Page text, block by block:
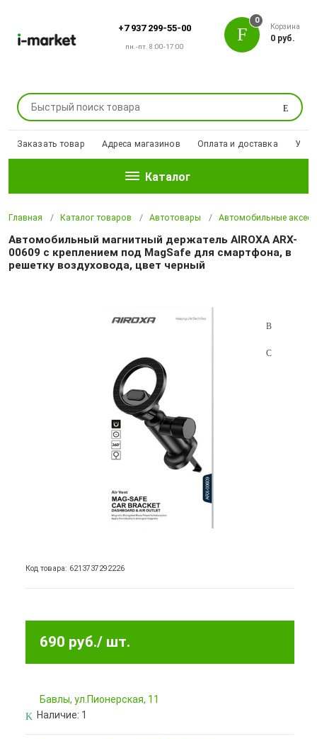
+7 937 299-55-00
пн.-пт. 8:00-17:00
Поиск
0
Корзина
0 руб.
Заказать товар Адреса магазинов Оплата и доставка
Каталог
Главная Каталог товаров Автотовары Автомобильные
Автомобильный магнитный держатель AIROXA ARX-
00609 с креплением под MagSafe для смартфона, в
решетку воздуховода, цвет черный
Код товара: 6213737292226
690 руб./ шт.
Бавлы, ул.Пионерская, 11
Наличие: 1